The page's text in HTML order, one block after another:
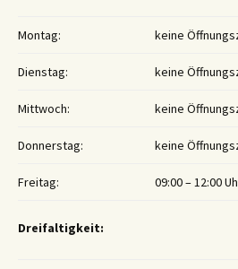
Montag: keine
Dienstag: keine
Mittwoch: keine
Donnerstag: keine
Freitag: 09:00 – 12:00
Dreifaltigkeit: